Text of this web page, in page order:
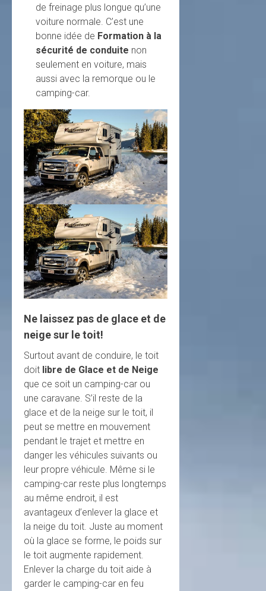
de freinage plus longue qu’une
voiture normale. C’est une
bonne idée de Formation à la
sécurité de conduite non
seulement en voiture, mais
aussi avec la remorque ou le
camping-car.
Ne laissez pas de glace et de
neige sur le toit!
Surtout avant de conduire, le toit
doit libre de Glace et de Neige
que ce soit un camping-car ou
une caravane. S’il reste de la
glace et de la neige sur le toit, il
peut se mettre en mouvement
pendant le trajet et mettre en
danger les véhicules suivants ou
leur propre véhicule. Même si le
camping-car reste plus longtemps
au même endroit, il est
avantageux d’enlever la glace et
la neige du toit. Juste au moment
où la glace se forme, le poids sur
le toit augmente rapidement.
Enlever la charge du toit aide à
garder le camping-car en feu